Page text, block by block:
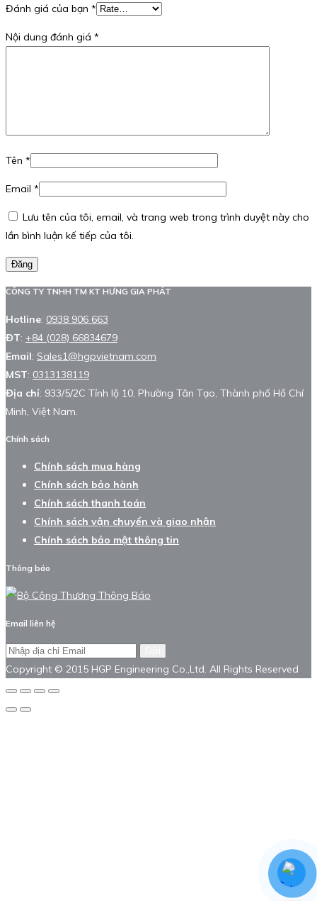
Đánh giá của bạn *
Nội dung đánh giá *
Tên *
Email *
Lưu tên của tôi, email, và trang web trong trình duyệt này cho
lần bình luận kế tiếp của tôi.
Đăng
CÔNG TY TNHH TM KT HƯNG GIA PHÁT
Hotline: 0938 906 663
ĐT: +84 (028) 66834679
Email: Sales1@hgpvietnam.com
MST: 0313138119
Địa chỉ: 933/5/2C Tỉnh lộ 10, Phường Tân Tạo, Thành phố Hồ Chí
Minh, Việt Nam.
Chính sách
Chính sách mua hàng
Chính sách bảo hành
Chính sách thanh toán
Chính sách vận chuyển và giao nhận
Chính sách bảo mật thông tin
Thông báo
Email liên hệ
Copyright © 2015 HGP Engineering Co.,Ltd. All Rights Reserved